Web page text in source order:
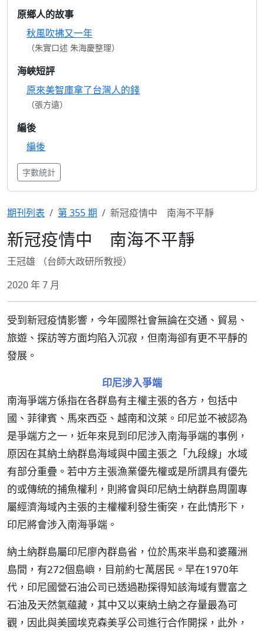
原鄉人的故事
秋風吹拂又一年
（朱實口述 朱海慶整理）
海峽短評
原來美智庫拿了台灣人的錢
（張方遠）
編後
編後
字數統計
期刊列表 第 355 期 新冠疫情中 南海不平靜
新冠疫情中 南海不平靜
王冠雄 （台師大政研所教授）
2020 年 7 月
受到新冠疫情影響，今年國際社會無論在交通、貿易、
旅遊、探訪等方面均陷入沉寂，但南海卻有更不平靜的
發展。
印尼涉入爭端
南海爭端方係指在各群島有主權主張的各方，包括中
國、菲律賓、馬來西亞、越南和汶萊。印尼並不被認為
是爭端方之一，近年來見到印尼涉入南海爭端的事例，
原因在其納土納群島海域與中國主張之「九段線」水域
有部分重疊。若中方主張漁業優先權或是所謂具有優先
的或傳統的捕魚權利，則將會與印尼納土納群島周圍專
屬經濟海域內主張的主權權利發生衝突，在此情形下，
印尼將會涉入南海爭端。
納土納群島屬印尼廖內群島省，位於馬來半島和婆羅洲
島間，有272個島嶼，目前約七萬居民。早在1970年
代，印尼國營石油公司已透過勘探得知該海域有豐富之
石油及天然氣蘊藏，其中又以東納土納之存量最為可
觀，因此與美國埃克森美孚公司進行合作開採，此外，